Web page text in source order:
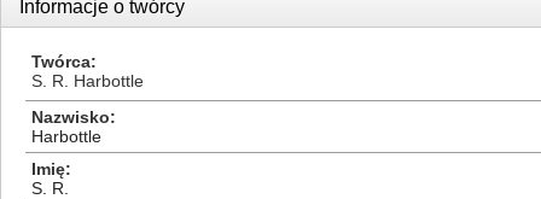
Informacje o twórcy
Twórca
S. R. Harbottle
Nazwisko
Harbottle
Imię
S. R.